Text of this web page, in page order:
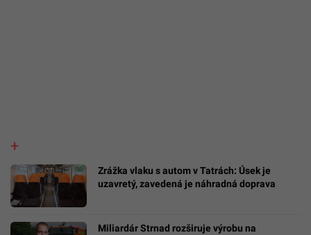
Zrážka vlaku s autom v Tatrách: Úsek je
uzavretý, zavedená je náhradná doprava
Miliardár Strnad rozširuje výrobu na